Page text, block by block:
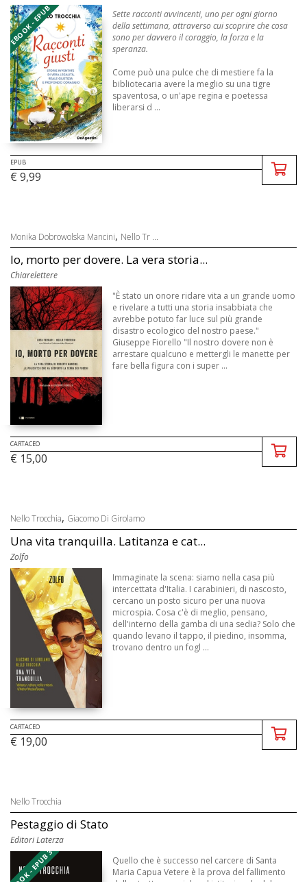
EBOOK - EPUB
Sette racconti avvincenti, uno per ogni giorno
della settimana, attraverso cui scoprire che cosa
sono per davvero il coraggio, la forza e la
speranza.
Come può una pulce che di mestiere fa la
bibliotecaria avere la meglio su una tigre
spaventosa, o un'ape regina e poetessa
liberarsi d ...
EPUB
€ 9,99
Monika Dobrowolska Mancini, Nello Tr ...
Io, morto per dovere. La vera storia...
Chiarelettere
"È stato un onore ridare vita a un grande uomo
e rivelare a tutti una storia insabbiata che
avrebbe potuto far luce sul più grande
disastro ecologico del nostro paese."
Giuseppe Fiorello "Il nostro dovere non è
arrestare qualcuno e mettergli le manette per
fare bella figura con i super ...
CARTACEO
€ 15,00
Nello Trocchia, Giacomo Di Girolamo
Una vita tranquilla. Latitanza e cat...
Zolfo
Immaginate la scena: siamo nella casa più
intercettata d'Italia. I carabinieri, di nascosto,
cercano un posto sicuro per una nuova
microspia. Cosa c'è di meglio, pensano,
dell'interno della gamba di una sedia? Solo che
quando levano il tappo, il piedino, insomma,
trovano dentro un fogl ...
CARTACEO
€ 19,00
Nello Trocchia
Pestaggio di Stato
Editori Laterza
EBOOK - EPUB 3
Quello che è successo nel carcere di Santa
Maria Capua Vetere è la prova del fallimento